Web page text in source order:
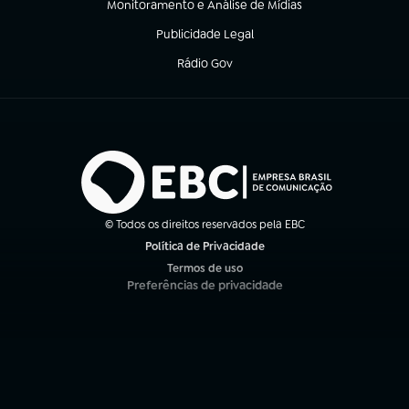
Monitoramento e Análise de Mídias
(abre em nova aba)
Publicidade Legal
(abre em nova aba)
Rádio Gov
(abre em nova aba)
© Todos os direitos reservados pela EBC
Política de Privacidade
Termos de uso
(abre em nova aba)
Preferências de privacidade